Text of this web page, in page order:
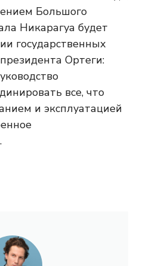
Большого
Никарагуа будет
государственных
Ортеги:
все, что
и эксплуатацией